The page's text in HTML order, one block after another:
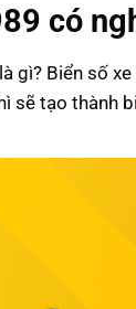
có
gì? Biển số
sẽ tạo thành